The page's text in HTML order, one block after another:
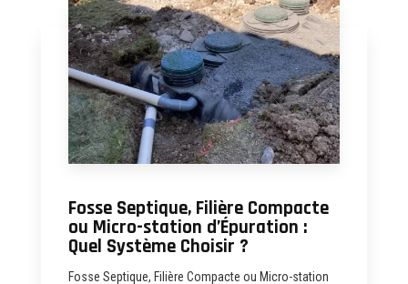
Fosse Septique, Filière Compacte
ou Micro-station d’Épuration :
Quel Système Choisir ?
Fosse Septique, Filière Compacte ou Micro-station